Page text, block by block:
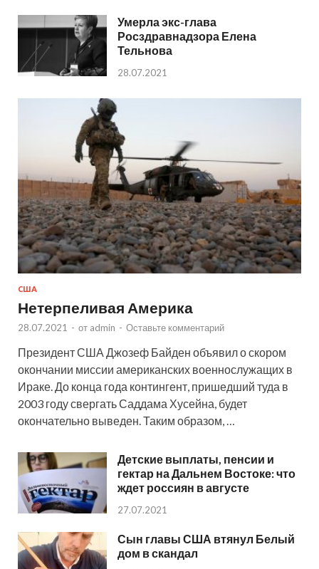
Умерла экс-глава
Росздравнадзора Елена
Тельнова
28.07.2021
США
Нетерпеливая Америка
28.07.2021 - от admin - Оставьте комментарий
Президент США Джозеф Байден объявил о скором
окончании миссии американских военнослужащих в
Ираке. До конца года контингент, пришедший туда в
2003 году свергать Саддама Хусейна, будет
окончательно выведен. Таким образом, …
Детские выплаты, пенсии и
гектар на Дальнем Востоке: что
ждет россиян в августе
27.07.2021
Сын главы США втянул Белый
дом в скандал